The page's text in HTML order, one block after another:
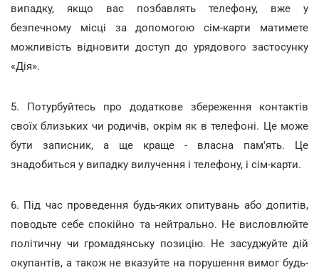
випадку, якщо вас позбавлять телефону, вже у
безпечному місці за допомогою сім-карти матимете
можливість відновити доступ до урядового застосунку
«Дія».
5. Потурбуйтесь про додаткове збереження контактів
своїх близьких чи родичів, окрім як в телефоні. Це може
бути записник, а ще краще - власна пам'ять. Це
знадобиться у випадку вилучення і телефону, і сім-карти.
6. Під час проведення будь-яких опитувань або допитів,
поводьте себе спокійно та нейтрально. Не висловлюйте
політичну чи громадянську позицію. Не засуджуйте дій
окупантів, а також не вказуйте на порушення вимог будь-